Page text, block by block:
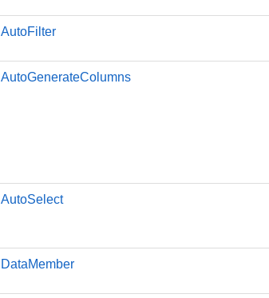
AutoFilter
AutoGenerateColumns
AutoSelect
DataMember